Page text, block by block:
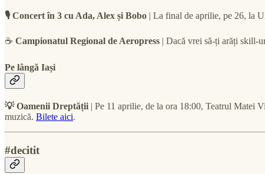
🎙️ Concert în 3 cu Ada, Alex și Bobo | La final de aprilie, pe 26, la
☕ Campionatul Regional de Aeropress | Dacă vrei să-ți arăți skill-
Pe lângă Iași
💡 Oamenii Dreptății | Pe 11 aprilie, de la ora 18:00, Teatrul Matei
muzică. Bilete aici.
#decitit